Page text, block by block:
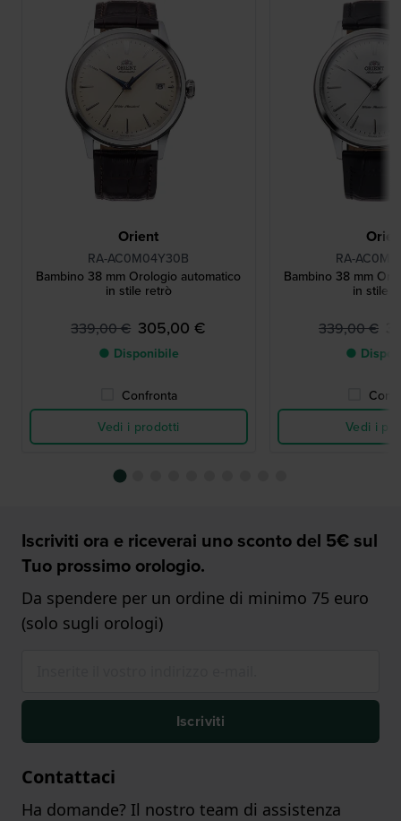
Orient
RA-AC0M04Y30B
Bambino 38 mm Orologio automatico
in stile retrò
339,00 € 305,00 €
● Disponibile
Confronta
Vedi i prodotti
RA-
Bambino 38 mm
in stile
339,00 €
●
Vedi i
Iscriviti ora e riceverai uno sconto del 5€ sul
Tuo prossimo orologio.
Da spendere per un ordine di minimo 75 euro
(solo sugli orologi)
Iscriviti
Contattaci
Ha domande? Il nostro team di assistenza